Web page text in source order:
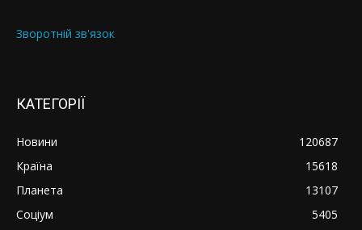
Зворотній зв'язок
КАТЕГОРІЇ
Новини
120687
Країна
15618
Планета
13107
Соціум
5405